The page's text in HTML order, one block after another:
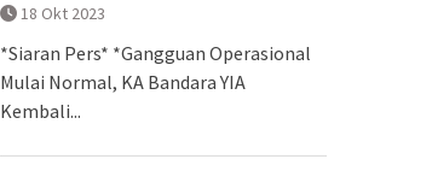
18 Okt 2023
*Siaran Pers* *Gangguan Operasional
Mulai Normal, KA Bandara YIA
Kembali...